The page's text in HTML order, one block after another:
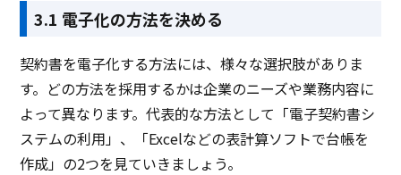
3.1 電子化の方法を決める
契約書を電子化する方法には、様々な選択肢がありま
す。どの方法を採用するかは企業のニーズや業務内容に
よって異なります。代表的な方法として「電子契約書シ
ステムの利用」、「Excelなどの表計算ソフトで台帳を
作成」の2つを見ていきましょう。